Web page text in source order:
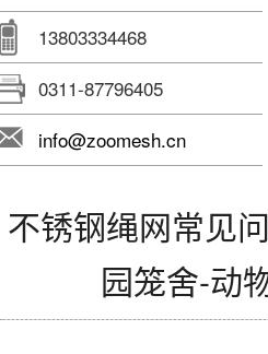
13803334468
0311-87796405
info@zoomesh.cn
不锈钢绳网常见
园笼舍-动